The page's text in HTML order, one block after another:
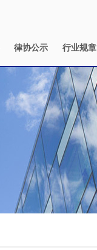
律协公示 行业规章